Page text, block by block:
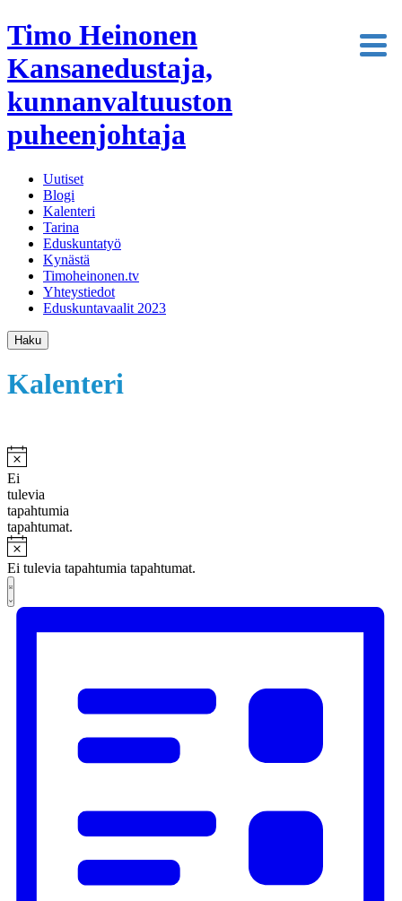
Timo Heinonen
Kansanedustaja,
kunnanvaltuuston
puheenjohtaja
Uutiset
Blogi
Kalenteri
Tarina
Eduskuntatyö
Kynästä
Timoheinonen.tv
Yhteystiedot
Eduskuntavaalit 2023
Haku
Kalenteri
Ei
tulevia
tapahtumia
tapahtumat.
Ei tulevia tapahtumia tapahtumat.
Näkymät
navigointi
Tapahtuma
Views
Lista